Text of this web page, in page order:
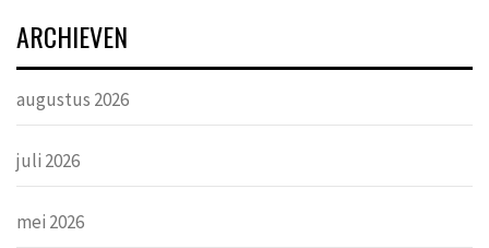
ARCHIEVEN
augustus 2026
juli 2026
mei 2026